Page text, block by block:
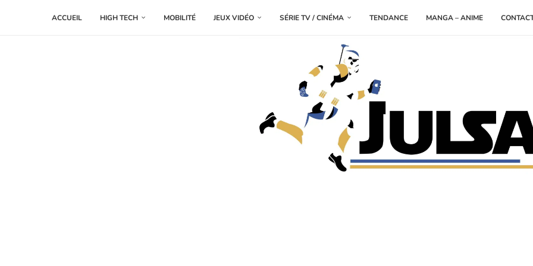
ACCUEIL HIGH TECH MOBILITÉ JEUX VIDÉO SÉRIE TV / CINÉMA TENDANCE MANGA – ANIME